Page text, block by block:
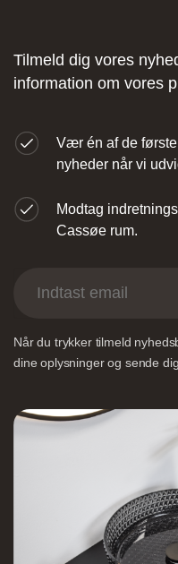
Tilmeld dig vores
information om vores
Vær én af de
nyheder når vi
Modtag
Cassøe rum.
Når du trykker tilmeld
dine oplysninger og sende
Danmark
Nettoline Ribe
Øster Vedsted
Nettoline
Gartnerivej 2,